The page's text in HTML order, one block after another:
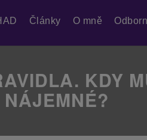
Články O mně
KDY
NÁJEMNÉ?